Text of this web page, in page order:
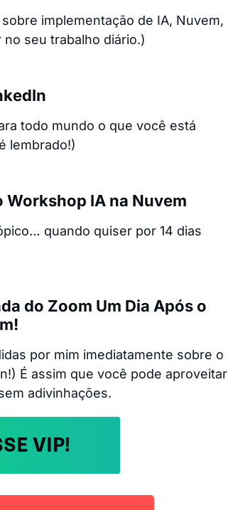
implementação de IA, Nuvem,
seu trabalho diário.)
todo mundo o que você está
lembrado!)
Workshop IA na Nuvem
quando quiser por 14 dias
do Zoom Um Dia Após o
por mim imediatamente sobre o
É assim que você pode aproveitar
adivinhações.
VIP!